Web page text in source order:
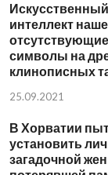
Искусственный
интеллект
отсутствующие
символы на
клинописных
25.09.2021
В Хорватии
установить
загадочной